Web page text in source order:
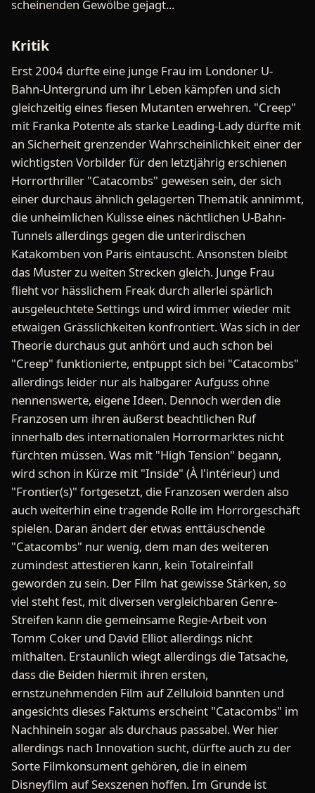
scheinenden Gewölbe gejagt...
Kritik
Erst 2004 durfte eine junge Frau im Londoner U-
Bahn-Untergrund um ihr Leben kämpfen und sich
gleichzeitig eines fiesen Mutanten erwehren. "Creep"
mit Franka Potente als starke Leading-Lady dürfte mit
an Sicherheit grenzender Wahrscheinlichkeit einer der
wichtigsten Vorbilder für den letztjährig erschienen
Horrorthriller "Catacombs" gewesen sein, der sich
einer durchaus ähnlich gelagerten Thematik annimmt,
die unheimlichen Kulisse eines nächtlichen U-Bahn-
Tunnels allerdings gegen die unterirdischen
Katakomben von Paris eintauscht. Ansonsten bleibt
das Muster zu weiten Strecken gleich. Junge Frau
flieht vor hässlichem Freak durch allerlei spärlich
ausgeleuchtete Settings und wird immer wieder mit
etwaigen Grässlichkeiten konfrontiert. Was sich in der
Theorie durchaus gut anhört und auch schon bei
"Creep" funktionierte, entpuppt sich bei "Catacombs"
allerdings leider nur als halbgarer Aufguss ohne
nennenswerte, eigene Ideen. Dennoch werden die
Franzosen um ihren äußerst beachtlichen Ruf
innerhalb des internationalen Horrormarktes nicht
fürchten müssen. Was mit "High Tension" begann,
wird schon in Kürze mit "Inside" (À l'intérieur) und
"Frontier(s)" fortgesetzt, die Franzosen werden also
auch weiterhin eine tragende Rolle im Horrorgeschäft
spielen. Daran ändert der etwas enttäuschende
"Catacombs" nur wenig, dem man des weiteren
zumindest attestieren kann, kein Totalreinfall
geworden zu sein. Der Film hat gewisse Stärken, so
viel steht fest, mit diversen vergleichbaren Genre-
Streifen kann die gemeinsame Regie-Arbeit von
Tomm Coker und David Elliot allerdings nicht
mithalten. Erstaunlich wiegt allerdings die Tatsache,
dass die Beiden hiermit ihren ersten,
ernstzunehmenden Film auf Zelluloid bannten und
angesichts dieses Faktums erscheint "Catacombs" im
Nachhinein sogar als durchaus passabel. Wer hier
allerdings nach Innovation sucht, dürfte auch zu der
Sorte Filmkonsument gehören, die in einem
Disneyfilm auf Sexszenen hoffen. Im Grunde ist